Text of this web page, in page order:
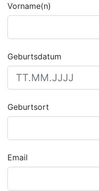
Vorname(n)
Geburtsdatum
Geburtsort
Email